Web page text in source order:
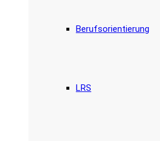
Berufsorientierung
LRS